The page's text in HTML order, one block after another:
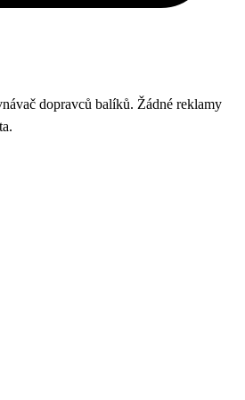
dopravců balíků. Žádné reklamy